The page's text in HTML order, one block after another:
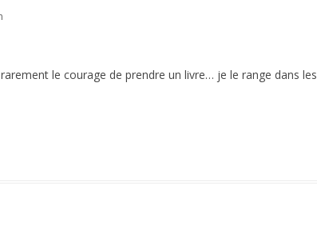
rarement le courage de prendre un livre… je le range dans les